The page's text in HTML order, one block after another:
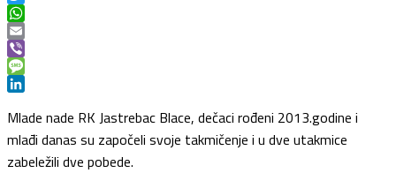
Twitter
WhatsApp
Email
Viber
Message
Mlade nade RK Jastrebac Blace, dečaci rođeni 2013.godine i
mlađi danas su započeli svoje takmičenje i u dve utakmice
zabeležili dve pobede.